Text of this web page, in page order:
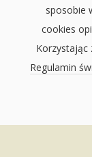
sposobie
cookies
Korzystając
Regulamin